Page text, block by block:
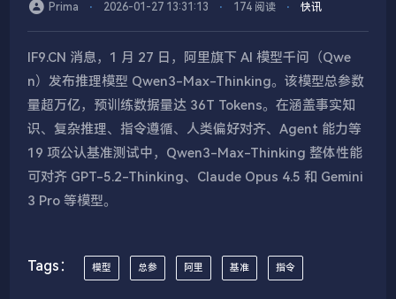
Prima ⋅ 2026-01-27 13:31:13 ⋅ 174 阅读 ⋅ 快讯
IF9.CN 消息，1 月 27 日，阿里旗下 AI 模型千问（Qwe
n）发布推理模型 Qwen3-Max-Thinking。该模型总参数
量超万亿，预训练数据量达 36T Tokens。在涵盖事实知
识、复杂推理、指令遵循、人类偏好对齐、Agent 能力等
19 项公认基准测试中，Qwen3-Max-Thinking 整体性能
可对齐 GPT-5.2-Thinking、Claude Opus 4.5 和 Gemini
3 Pro 等模型。
Tags： 模型 总参 阿里 基准 指令